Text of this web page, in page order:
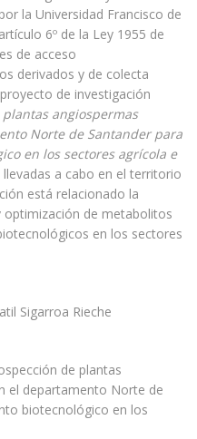
la Universidad Francisco de
6º de la Ley 1955 de
de acceso
derivados y de colecta
de investigación
angiospermas
Norte de Santander para
en los sectores agrícola e
llevadas a cabo en el territorio
está relacionado la
de metabolitos
en los sectores
Sigarroa Rieche
de plantas
el departamento Norte de
biotecnológico en los